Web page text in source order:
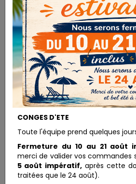
Pigments Rouge de
CONGES D'ETE
Toute l'équipe prend quelques
Fermeture du 10 au 21 août
merci de valider vos commandes
5 août impératif,après cette
traitées que le 24 août).